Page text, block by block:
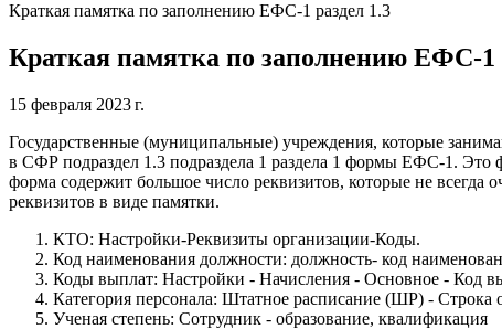
Краткая памятка по заполнению ЕФС-1 раздел 1.3
Краткая памятка по заполнению ЕФС-1
15 февраля 2023 г.
Государственные (муниципальные) учреждения, которые
в СФР подраздел 1.3 подраздела 1 раздела 1 формы ЕФС-1. Это
форма содержит большое число реквизитов, которые не всегда
реквизитов в виде памятки.
КТО: Настройки-Реквизиты организации-Коды.
Код наименования должности: должность- код
Коды выплат: Настройки - Начисления - Основное - Код
Категория персонала: Штатное расписание (ШР) -
Ученая степень: Сотрудник - образование, квалификация